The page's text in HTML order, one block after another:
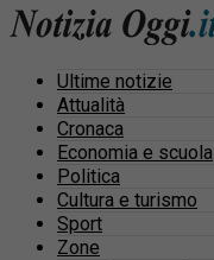
Ultime notizie
Attualità
Cronaca
Economia e scuola
Politica
Cultura e turismo
Sport
Zone